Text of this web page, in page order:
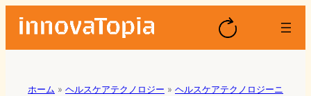
ホーム » ヘルスケアテクノロジー » ヘルスケアテクノロジーニ